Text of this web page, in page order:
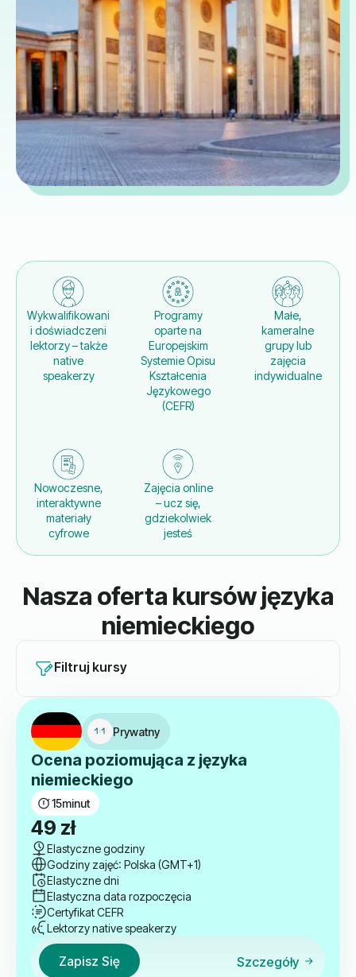
Nasza oferta kursów języka
niemieckiego
Wykwalifikowani
i doświadczeni
lektorzy – także
native
speakerzy
Programy
oparte na
Europejskim
Systemie Opisu
Kształcenia
Językowego
(CEFR)
Małe,
kameralne
grupy lub
zajęcia
indywidualne
Nowoczesne,
interaktywne
materiały
cyfrowe
Zajęcia online
– ucz się,
gdziekolwiek
jesteś
Filtruj kursy
Prywatny
Ocena poziomująca z języka
niemieckiego
15minut
49 zł
Elastyczne godziny
Godziny zajęć: Polska (GMT+1)
Elastyczne dni
Elastyczna data rozpoczęcia
Certyfikat CEFR
Lektorzy native speakerzy
Zapisz Się Szczegóły